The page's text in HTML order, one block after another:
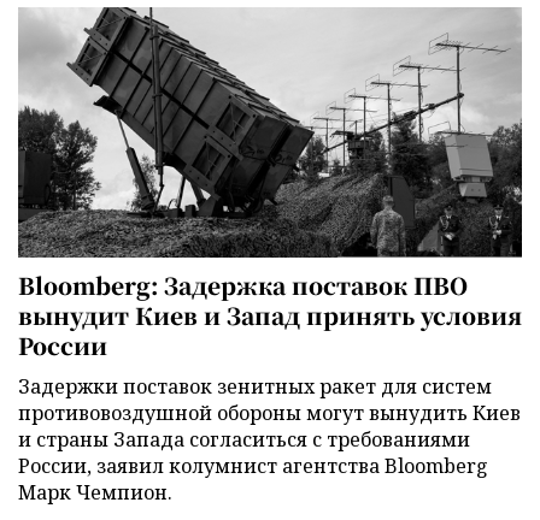
Bloomberg: Задержка поставок ПВО
вынудит Киев и Запад принять условия
России
Задержки поставок зенитных ракет для систем
противовоздушной обороны могут вынудить Киев
и страны Запада согласиться с требованиями
России, заявил колумнист агентства Bloomberg
Марк Чемпион.